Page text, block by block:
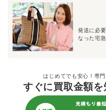
発送に必
なった宅
はじめてでも安心！専
すぐに買取金額